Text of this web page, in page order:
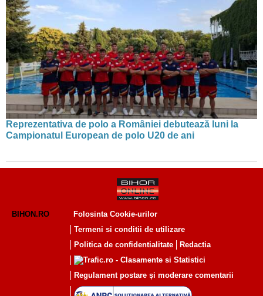
Reprezentativa de polo a României debutează luni la
Campionatul European de polo U20 de ani
BIHON.RO
Folosinta Cookie-urilor
Termeni si conditii de utilizare
Politica de confidentialitate
Redactia
Regulament postare și moderare comentarii